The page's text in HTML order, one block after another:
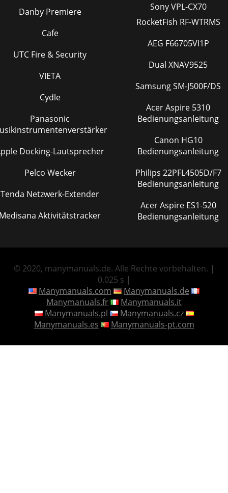
Danby Premiere
Cafe
UTC Fire & Security
VIETA
Cydle
Panasonic
Docking-Lautsprecher
Pelco Wecker
Tenda Netzwerk-Extender
Aktivitätstracker
Sony VPL-CX70
RocketFish RF-WTRMS
AEG F66705VI1P
Dual XNAV9525
Samsung SM-J500F/DS
Acer Aspire 5310
Bedienungsanleitung
Canon HG10
Bedienungsanleitung
Philips 22PFL4505D/F7
Bedienungsanleitung
Acer Aspire ES1-520
Bedienungsanleitung
© 2020, manymanuals.de. Alle Rechte vorbehalten. |
0.025 s |
Manymanuals.com
Manymanuals.de
Manymanuals.fr
Manymanuals.it
Manymanuals.pl
Manymanuals.cz
Manymanuals.es
Manymanuals-pt.com